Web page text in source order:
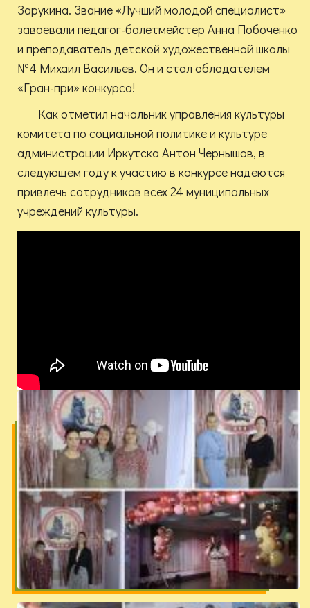
Зарукина. Звание «Лучший молодой специалист»
завоевали педагог-балетмейстер Анна Побоченко
и преподаватель детской художественной школы
№4 Михаил Васильев. Он и стал обладателем
«Гран-при» конкурса!
Как отметил начальник управления культуры
комитета по социальной политике и культуре
администрации Иркутска Антон Чернышов, в
следующем году к участию в конкурсе надеются
привлечь сотрудников всех 24 муниципальных
учреждений культуры.